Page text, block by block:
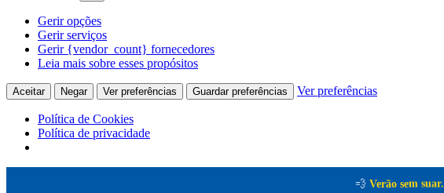
Gerir opções
Gerir serviços
Gerir {vendor_count} fornecedores
Leia mais sobre esses propósitos
Aceitar Negar Ver preferências Guardar preferências Ver preferências
Política de Cookies
Política de privacidade
💨 Verão sem suar.